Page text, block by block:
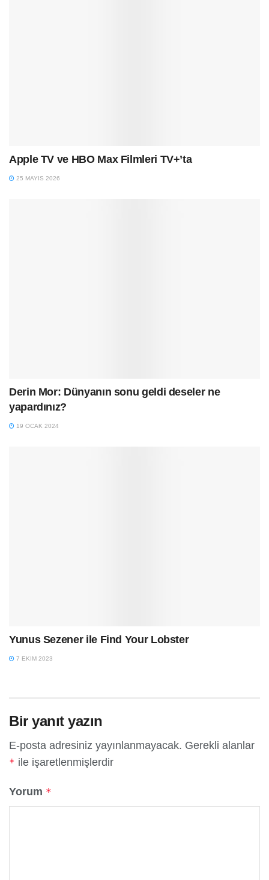
Apple TV ve HBO Max Filmleri TV+’ta
25 MAYIS 2026
Derin Mor: Dünyanın sonu geldi deseler ne
yapardınız?
19 OCAK 2024
Yunus Sezener ile Find Your Lobster
7 EKIM 2023
Bir yanıt yazın
E-posta adresiniz yayınlanmayacak. Gerekli alanlar
* ile işaretlenmişlerdir
Yorum *